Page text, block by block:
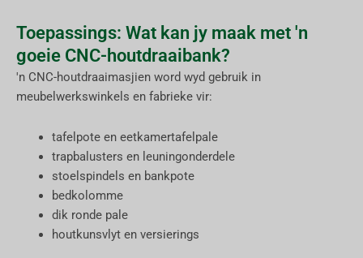
Toepassings: Wat kan jy maak met 'n
goeie CNC-houtdraaibank?
'n CNC-houtdraaimasjien word wyd gebruik in
meubelwerkswinkels en fabrieke vir:
tafelpote en eetkamertafelpale
trapbalusters en leuningonderdele
stoelspindels en bankpote
bedkolomme
dik ronde pale
houtkunsvlyt en versierings